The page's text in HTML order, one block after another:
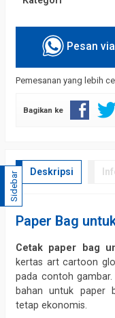
Pesan
Pemesanan yang lebih
Bagikan ke
Deskripsi
Paper Bag
Cetak paper bag
kertas art cartoon
pada contoh
bahan untuk paper
tetap ekonomis.
Sidebar